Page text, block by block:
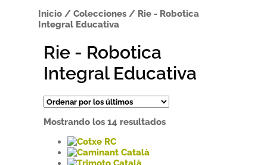
Inicio /Colecciones / Rie - Robotica
Integral Educativa
Rie - Robotica
Integral Educativa
Mostrando los 14 resultadosOrdenado